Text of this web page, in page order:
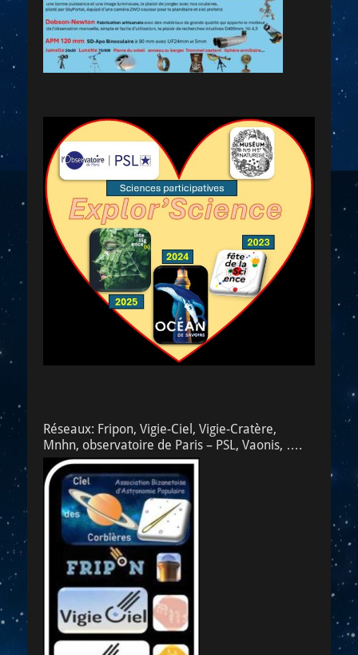
Réseaux: Fripon, Vigie-Ciel, Vigie-Cratère,
Mnhn, observatoire de Paris – PSL, Vaonis, ….